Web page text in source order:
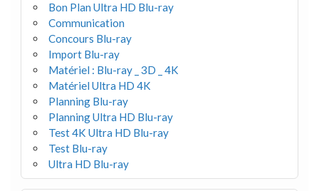
Bon Plan Ultra HD Blu-ray
Communication
Concours Blu-ray
Import Blu-ray
Matériel : Blu-ray _ 3D _ 4K
Matériel Ultra HD 4K
Planning Blu-ray
Planning Ultra HD Blu-ray
Test 4K Ultra HD Blu-ray
Test Blu-ray
Ultra HD Blu-ray